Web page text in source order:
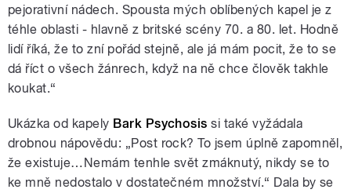
pejorativní nádech. Spousta mých oblíbených kapel je z
téhle oblasti ‒ hlavně z britské scény 70. a 80. let. Hodně
lidí říká, že to zní pořád stejně, ale já mám pocit, že to se
dá říct o všech žánrech, když na ně chce člověk takhle
koukat.“
Ukázka od kapely Bark Psychosis si také vyžádala
drobnou nápovědu: „Post rock? To jsem úplně zapomněl,
že existuje…Nemám tenhle svět zmáknutý, nikdy se to
ke mně nedostalo v dostatečném množství.“ Dala by se